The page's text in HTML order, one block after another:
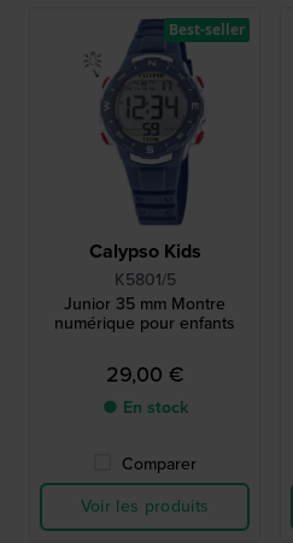
Calypso Kids
K5801/5
Junior 35 mm Montre
numérique pour enfants
29,00 €
● En stock
Comparer
Voir les produits
Best-seller